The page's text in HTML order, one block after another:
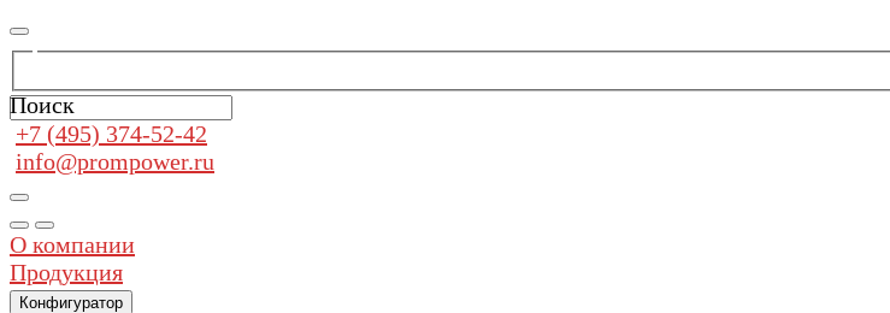
Поиск
+7 (495) 374-52-42
info@prompower.ru
О компании
Продукция
Конфигуратор